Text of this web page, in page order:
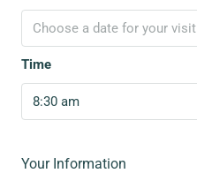
Choose a date for your visit
Time
8:30 am
Your Information